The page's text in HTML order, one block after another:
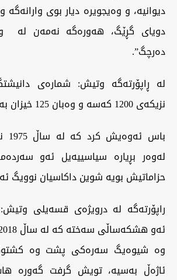
دیوانیە، و وەیجویرە دیار بوی وارانەگە
دویای گڕێگ، هەورەگە نەمەن لە و
دەرچگ”.
لە ڕاپۆرتەگە وتیش: شمارەی
نزیکەی 1200 کەسە و وەبان 125 خیزان بەشەو بوینە.
لەوەر بڕیارە سیاسییەیل ئەو
حزاماتیش بویە شوین داکاسیان نوویگ
راپۆرتەگە لە درویژەی قسەیلی
وە شیوەیگ سەرەکی پشت وە
ئاژەڵ بەسیە، تویش گرفت گەورە